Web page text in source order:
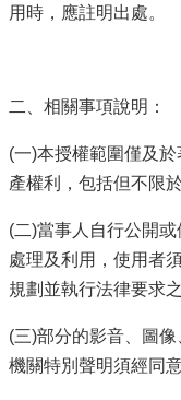
務
交
便
服
務
稅
宣
用時，應註明出處。
二、相關事項說明：
(一)本授權範圍僅及
產權利，包括但不限
(二)當事人自行公開
處理及利用，使用者
規劃並執行法律要求
(三)部分的影音、圖
機關特別聲明須經同